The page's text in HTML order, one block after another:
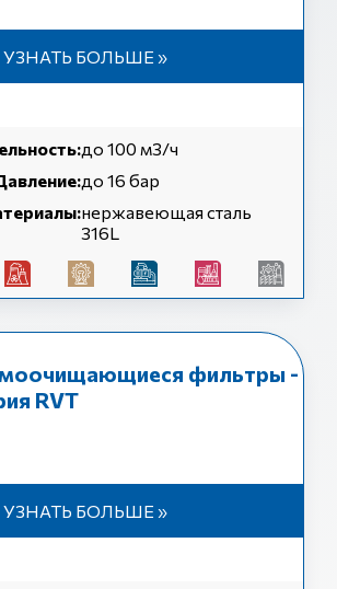
УЗНАТЬ БОЛЬШЕ »
до 100 м3/ч
до 16 бар
нержавеющая сталь
316L
фильтры -
RVT
УЗНАТЬ БОЛЬШЕ »